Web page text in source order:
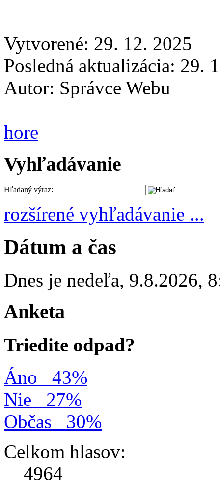
Vytvorené: 29. 12. 2025
Posledná aktualizácia: 29.
Autor: Správce Webu
hore
Vyhľadávanie
Hľadaný výraz:
rozšírené vyhľadávanie ...
Dátum a čas
Dnes je nedeľa, 9.8.2026,
Anketa
Triedite odpad?
Áno
43%
Nie
27%
Občas
30%
Celkom hlasov:
4964